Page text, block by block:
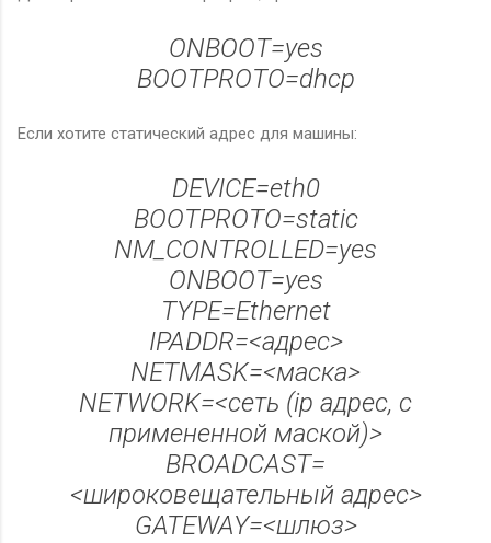
ONBOOT=yes
BOOTPROTO=dhcp
Если хотите статический адрес для машины:
DEVICE=eth0
BOOTPROTO=static
NM_CONTROLLED=yes
ONBOOT=yes
TYPE=Ethernet
IPADDR=<адрес>
NETMASK=<маска>
NETWORK=<сеть (ip адрес, с
примененной маской)>
BROADCAST=
<широковещательный адрес>
GATEWAY=<шлюз>